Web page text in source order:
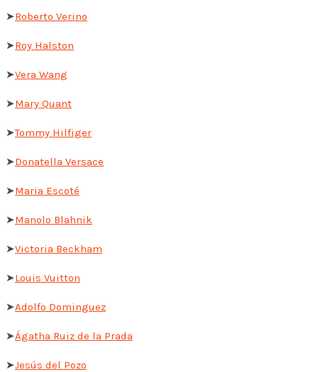
➤Roberto Verino
➤Roy Halston
➤Vera Wang
➤Mary Quant
➤Tommy Hilfiger
➤Donatella Versace
➤Maria Escoté
➤Manolo Blahnik
➤Victoria Beckham
➤Louis Vuitton
➤Adolfo Dominguez
➤Ágatha Ruiz de la Prada
➤Jesús del Pozo